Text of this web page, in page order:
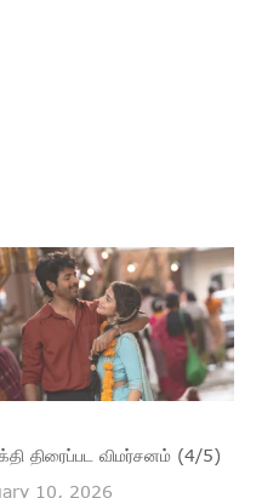
திரைப்பட விமர்சனம் (4/5)
10, 2026